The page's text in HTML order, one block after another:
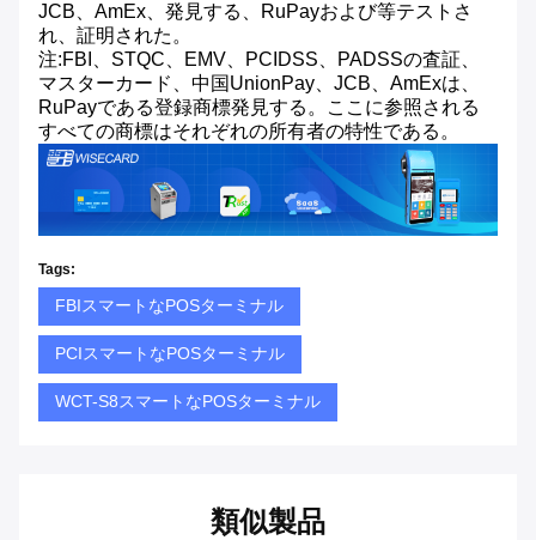
JCB、AmEx、発見する、RuPayおよび等テストさ
れ、証明された。
注:FBI、STQC、EMV、PCIDSS、PADSSの査証、
マスターカード、中国UnionPay、JCB、AmExは、
RuPayである登録商標発見する。ここに参照される
すべての商標はそれぞれの所有者の特性である。
Tags:
FBIスマートなPOSターミナル
PCIスマートなPOSターミナル
WCT-S8スマートなPOSターミナル
類似製品